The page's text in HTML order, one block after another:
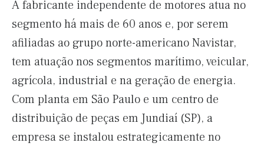
A fabricante independente de motores atua no
segmento há mais de 60 anos e, por serem
afiliadas ao grupo norte-americano Navistar,
tem atuação nos segmentos marítimo, veicular,
agrícola, industrial e na geração de energia.
Com planta em São Paulo e um centro de
distribuição de peças em Jundiaí (SP), a
empresa se instalou estrategicamente no